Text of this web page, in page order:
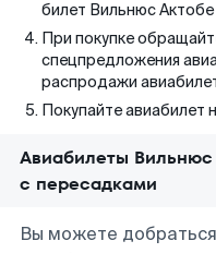
билет Вильнюс
При покупке
спецпредложения
распродажи
Покупайте авиабилет
Авиабилеты
с пересадками
Вы можете